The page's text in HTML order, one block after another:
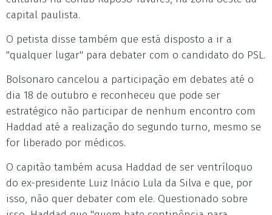
capital paulista.
O petista disse também que está disposto a ir a
"qualquer lugar" para debater com o candidato do PSL.
Bolsonaro cancelou a participação em debates até o
dia 18 de outubro e reconheceu que pode ser
estratégico não participar de nenhum encontro com
Haddad até a realização do segundo turno, mesmo se
for liberado por médicos.
O capitão também acusa Haddad de ser ventríloquo
do ex-presidente Luiz Inácio Lula da Silva e que, por
isso, não quer debater com ele. Questionado sobre